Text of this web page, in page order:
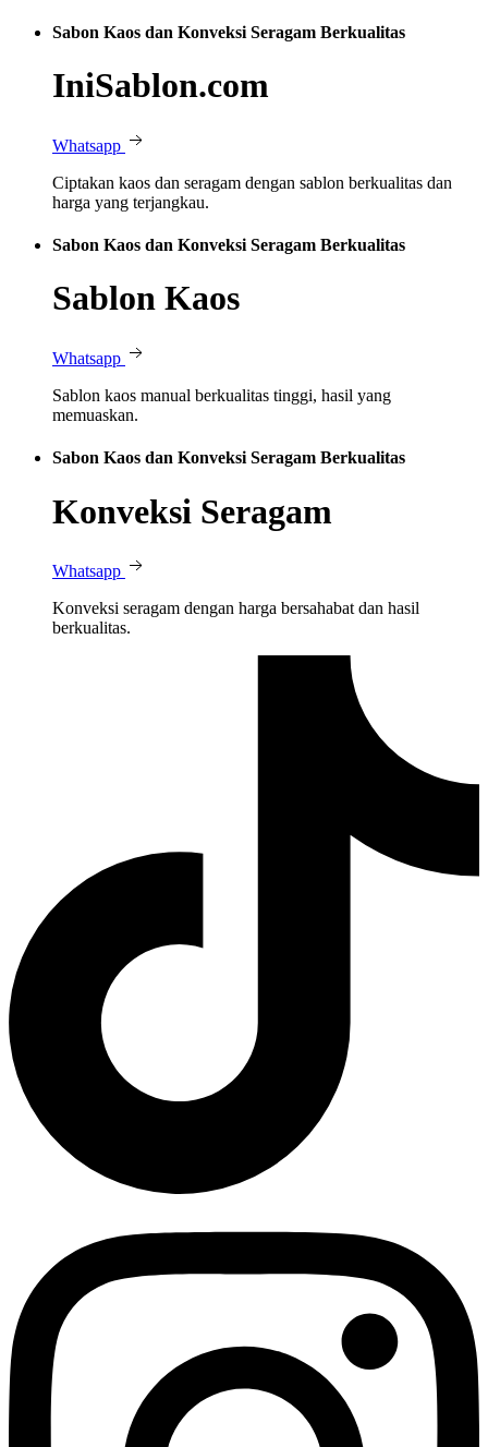
Sabon Kaos dan Konveksi Seragam Berkualitas
IniSablon.com
Whatsapp
Ciptakan kaos dan seragam dengan sablon berkualitas dan
harga yang terjangkau.
Sabon Kaos dan Konveksi Seragam Berkualitas
Sablon Kaos
Whatsapp
Sablon kaos manual berkualitas tinggi, hasil yang
memuaskan.
Sabon Kaos dan Konveksi Seragam Berkualitas
Konveksi Seragam
Whatsapp
Konveksi seragam dengan harga bersahabat dan hasil
berkualitas.